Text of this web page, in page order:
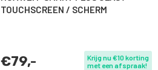
TOUCHSCREEN / SCHERM
€79,-
Krijg nu €10 korting
met een afspraak!